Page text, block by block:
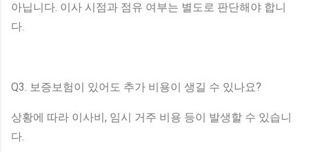
아닙니다. 이사 시점과 점유 여부는 별도로 판단해야 합니
다.
Q3. 보증보험이 있어도 추가 비용이 생길 수 있나요?
상황에 따라 이사비, 임시 거주 비용 등이 발생할 수 있습니
다.